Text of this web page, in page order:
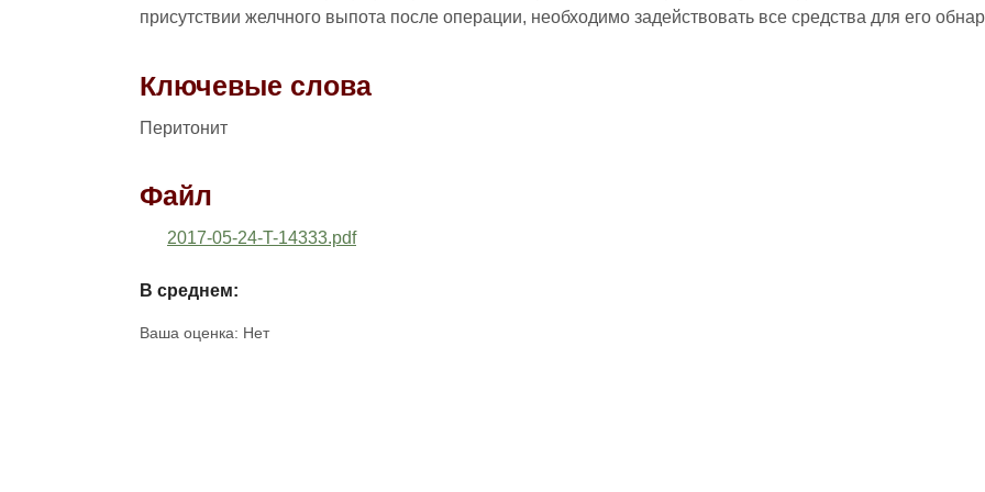
присутствии желчного выпота после операции, необходимо задействовать все средства для его
Ключевые слова
Перитонит
Файл
2017-05-24-T-14333.pdf
В среднем:
Ваша оценка: Нет